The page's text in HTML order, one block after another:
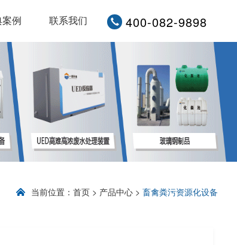
400-082-9898
例 联系我们
当前位置：首页 > 产品中心 > 畜禽粪污资源化设备